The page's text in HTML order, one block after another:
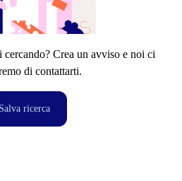
Crea un avviso e noi ci
di contattarti.
Salva ricerca